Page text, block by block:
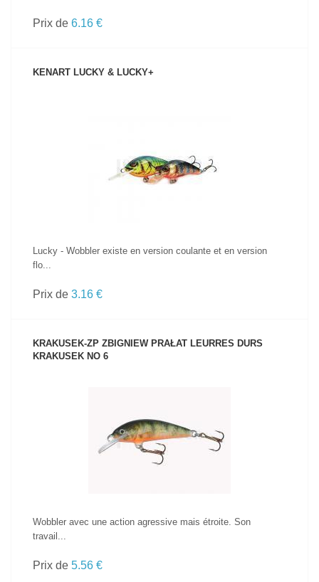
Prix de 6.16 €
KENART LUCKY & LUCKY+
Lucky - Wobbler existe en version coulante et en version
flo...
Prix de 3.16 €
KRAKUSEK-ZP ZBIGNIEW PRAŁAT LEURRES DURS
KRAKUSEK NO 6
Wobbler avec une action agressive mais étroite. Son
travail...
Prix de 5.56 €